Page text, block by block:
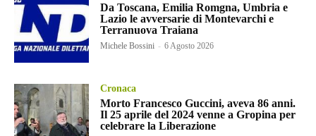
Da Toscana, Emilia Romgna, Umbria e
Lazio le avversarie di Montevarchi e
Terranuova Traiana
Michele Bossini - 6 Agosto 2026
Cronaca
Morto Francesco Guccini, aveva 86 anni.
Il 25 aprile del 2024 venne a Gropina per
celebrare la Liberazione